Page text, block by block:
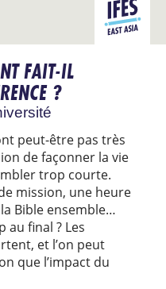
ASIE DE
L’EST
FAIT-IL
?
peut-être pas très
de façonner la vie
trop courte.
mission, une heure
Bible ensemble…
au final ? Les
et l’on peut
que l’impact du